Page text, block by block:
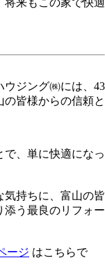
将来もこの家で快適
ジング㈱には、43
皆様からの信頼と
、単に快適になっ
気持ちに、富山の皆
添う最良のリフォー
ージ はこちらで